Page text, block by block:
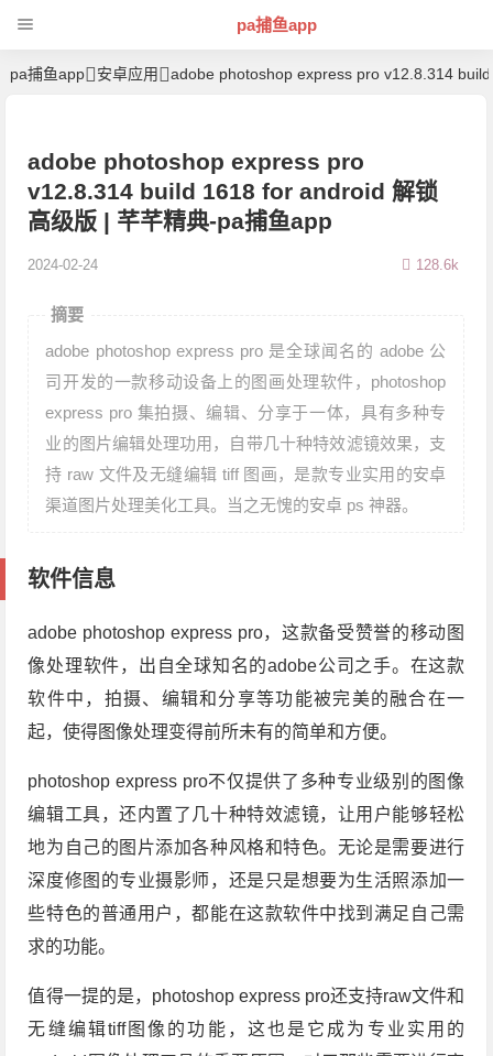
pa捕鱼app
pa捕鱼app 安卓应用 adobe photoshop express pro v12.8.314
adobe photoshop express pro
v12.8.314 build 1618 for android 解锁
高级版 | 芊芊精典-pa捕鱼app
2024-02-24 128.6k
摘要
adobe photoshop express pro 是全球闻名的 adobe 公
司开发的一款移动设备上的图画处理软件，photoshop
express pro 集拍摄、编辑、分享于一体，具有多种专
业的图片编辑处理功用，自带几十种特效滤镜效果，支
持 raw 文件及无缝编辑 tiff 图画，是款专业实用的安卓
渠道图片处理美化工具。当之无愧的安卓 ps 神器。
软件信息
adobe photoshop express pro，这款备受赞誉的移动图
像处理软件，出自全球知名的adobe公司之手。在这款
软件中，拍摄、编辑和分享等功能被完美的融合在一
起，使得图像处理变得前所未有的简单和方便。
photoshop express pro不仅提供了多种专业级别的图像
编辑工具，还内置了几十种特效滤镜，让用户能够轻松
地为自己的图片添加各种风格和特色。无论是需要进行
深度修图的专业摄影师，还是只是想要为生活照添加一
些特色的普通用户，都能在这款软件中找到满足自己需
求的功能。
值得一提的是，photoshop express pro还支持raw文件和
无缝编辑tiff图像的功能，这也是它成为专业实用的